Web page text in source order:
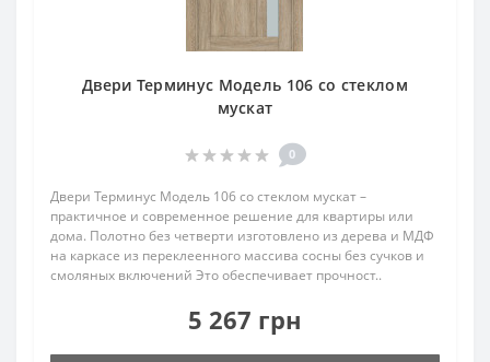
Двери Терминус Модель 106 со стеклом
мускат
0
Двери Терминус Модель 106 со стеклом мускат –
практичное и современное решение для квартиры или
дома. Полотно без четверти изготовлено из дерева и МДФ
на каркасе из переклеенного массива сосны без сучков и
смоляных включений Это обеспечивает прочност..
5 267 грн